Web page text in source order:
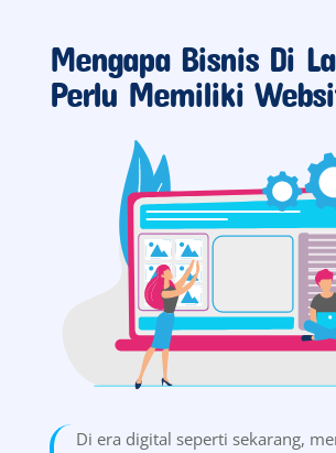
Mengapa Bisnis Di
Perlu Memiliki
Di era digital seperti sekarang,